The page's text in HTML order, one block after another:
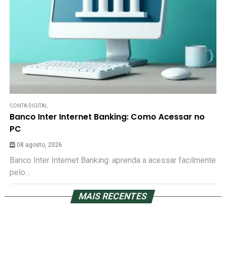
CONTA DIGITAL
Banco Inter Internet Banking: Como Acessar no
PC
08 agosto, 2026
Banco Inter Internet Banking: aprenda a acessar facilmente
pelo...
MAIS RECENTES